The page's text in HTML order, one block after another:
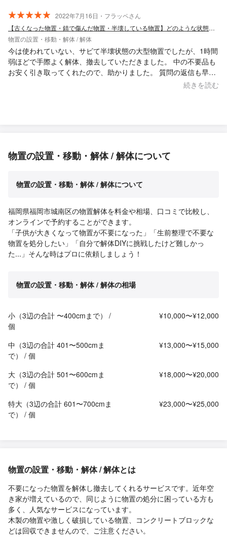
2022年7月16日・フラッペさん
【古くなった物置・錆で傷んだ物置・半壊している物置】どのような状態でも歓迎です！
物置の設置・移動・解体 / 解体
今は使われていない、サビて半壊状態の大型物置でしたが、1時間
弱ほどで手際よく解体、撤去していただきました。 中の不要品も
お安く引き取ってくれたので、助かりました。 質問の返信も早
く、安心して依頼できたので、又、機会があればお願いしたいで
続きを読む
物置の設置・移動・解体 / 解体について
物置の設置・移動・解体 / 解体について
福岡県福岡市城南区の物置解体を料金や相場、口コミで比較し、
オンラインで予約することができます。
「子供が大きくなって物置が不要になった」「生前整理で不要な
物置を処分したい」「自分で解体DIYに挑戦したけど難しかっ
た...」そんな時はプロに依頼しましょう！
物置の設置・移動・解体 / 解体の相場
小（3辺の合計 〜400cmまで） /
個
¥10,000〜¥12,000
中（3辺の合計 401〜500cmま
で） / 個
¥13,000〜¥15,000
大（3辺の合計 501〜600cmま
で） / 個
¥18,000〜¥20,000
特大（3辺の合計 601〜700cmま
で） / 個
¥23,000〜¥25,000
物置の設置・移動・解体 / 解体とは
不要になった物置を解体し撤去してくれるサービスです。近年空
き家が増えているので、同じように物置の処分に困っている方も
多く、人気なサービスになっています。
木製の物置や激しく破損している物置、コンクリートブロックな
どは回収できませんので、ご注意ください。